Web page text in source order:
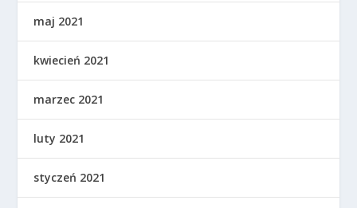
maj 2021
kwiecień 2021
marzec 2021
luty 2021
styczeń 2021